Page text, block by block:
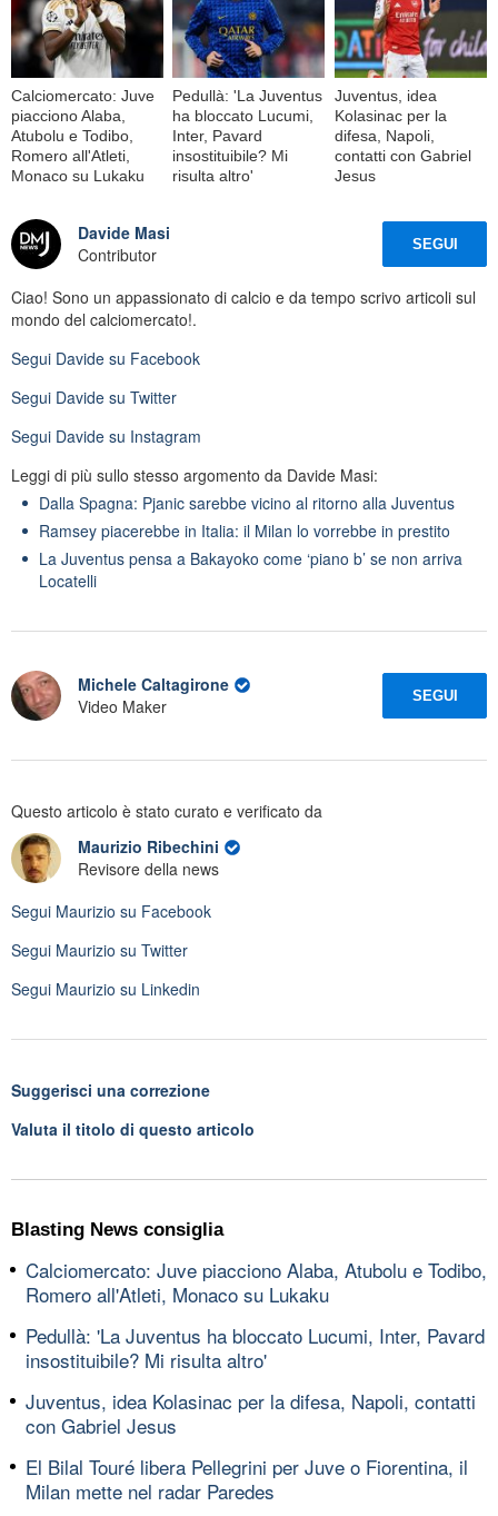
Calciomercato: Juve
piacciono Alaba,
Atubolu e Todibo,
Romero all'Atleti,
Monaco su Lukaku
Pedullà: 'La Juventus
ha bloccato Lucumi,
Inter, Pavard
insostituibile? Mi
risulta altro'
Juventus, idea
Kolasinac per la
difesa, Napoli,
contatti con Gabriel
Jesus
Davide Masi
Contributor
SEGUI
Ciao! Sono un appassionato di calcio e da tempo scrivo articoli sul
mondo del calciomercato!.
Segui Davide su Facebook
Segui Davide su Twitter
Segui Davide su Instagram
Leggi di più sullo stesso argomento da Davide Masi:
Dalla Spagna: Pjanic sarebbe vicino al ritorno alla Juventus
Ramsey piacerebbe in Italia: il Milan lo vorrebbe in prestito
La Juventus pensa a Bakayoko come ‘piano b’ se non arriva
Locatelli
Michele Caltagirone
Video Maker
SEGUI
Questo articolo è stato curato e verificato da
Maurizio Ribechini
Revisore della news
Segui Maurizio su Facebook
Segui Maurizio su Twitter
Segui Maurizio su Linkedin
Suggerisci una correzione
Valuta il titolo di questo articolo
Blasting News consiglia
Calciomercato: Juve piacciono Alaba, Atubolu e Todibo,
Romero all'Atleti, Monaco su Lukaku
Pedullà: 'La Juventus ha bloccato Lucumi, Inter, Pavard
insostituibile? Mi risulta altro'
Juventus, idea Kolasinac per la difesa, Napoli, contatti
con Gabriel Jesus
El Bilal Touré libera Pellegrini per Juve o Fiorentina, il
Milan mette nel radar Paredes